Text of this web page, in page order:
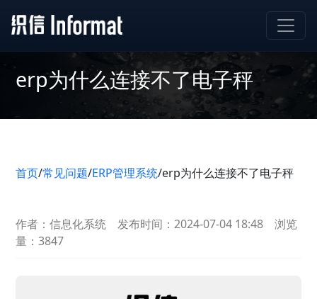
erp为什么连接不了电子秤
首页/常见问题/ERP管理系统/erp为什么连接不了电子秤
作者：信息化系统 发布时间：2024-07-04 18:48
浏览
量：3847